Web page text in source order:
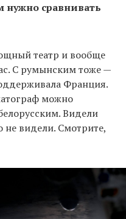
нужно сравнивать
театр и вообще
С румынским тоже —
Франция.
можно
Видели
не видели. Смотрите,